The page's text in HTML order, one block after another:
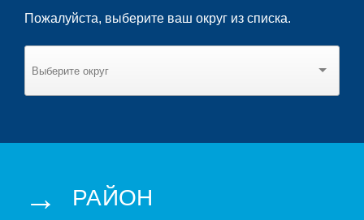
Пожалуйста, выберите ваш округ из списка.
→ РАЙОН